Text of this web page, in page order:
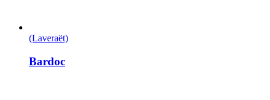
(Laveraët)
Bardoc